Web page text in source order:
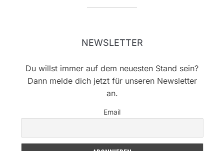
NEWSLETTER
Du willst immer auf dem neuesten Stand sein?
Dann melde dich jetzt für unseren Newsletter
an.
Email